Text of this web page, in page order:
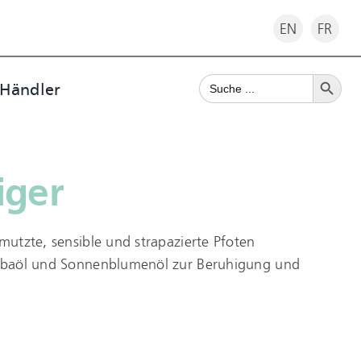
EN FR
Search
for:
Search Button
sensible und strapazierte Pfoten
und Sonnenblumenöl zur Beruhigung und